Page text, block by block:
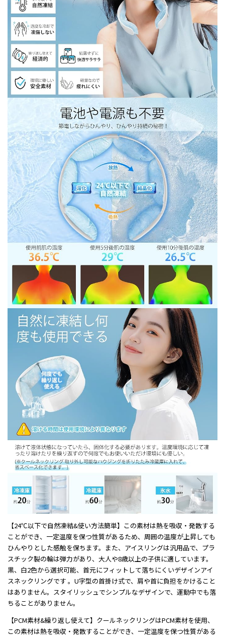
【24℃以下で自然凍結&使い方法簡単】この素材は熱を吸収・発散する
ことができ、一定温度を保つ性質があるため、周囲の温度が上昇しても
ひんやりとした感触を保ちます。また、アイスリングは汎用品で、プラ
スチック製の輪は弾力があり、大人や8歳以上の子供に適しています。
黒、白2色から選択可能、首元にフィットして落ちにくいデザインアイ
スネックリングです 。U字型の首掛け式で、肩や首に負担をかけること
はありません。スタイリッシュでシンプルなデザインで、運動中でも落
ちることがありません。
【PCM素材&繰り返し使えて】クールネックリングはPCM素材を使用、
この素材は熱を吸収・発散することができ、一定温度を保つ性質がある